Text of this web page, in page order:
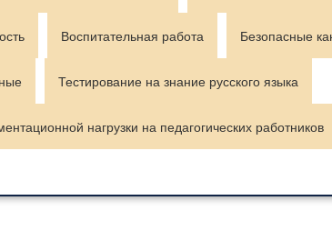
Воспитательная работа Безопасные
Тестирование на знание русского языка
нагрузки на педагогических работников